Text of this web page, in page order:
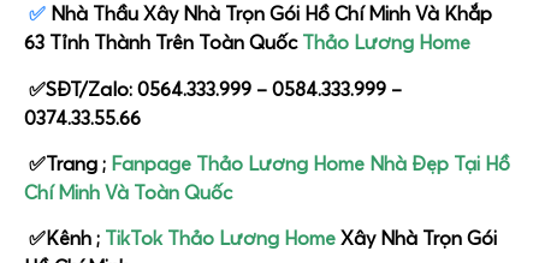
✅ Nhà Thầu Xây Nhà Trọn Gói Hồ Chí Minh Và Khắp
63 Tỉnh Thành Trên Toàn QuốcThảo Lương Home
✅SĐT/Zalo: 0564.333.999 – 0584.333.999 –
0374.33.55.66
✅Trang ; Fanpage Thảo Lương Home Nhà Đẹp Tại Hồ
Chí Minh Và Toàn Quốc
✅Kênh ; TikTok Thảo Lương Home Xây Nhà Trọn Gói